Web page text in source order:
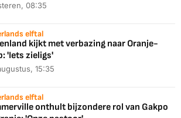
08:35
elftal
kijkt met verbazing naar Oranje-
'Iets zieligs'
15:35
elftal
onthult bijzondere rol van Gakpo